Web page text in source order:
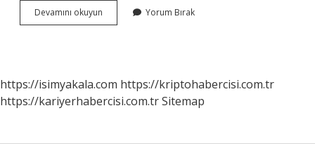
Devamını okuyun
Kaçıncı
Yorum Bırak
https://isimyakala.com https://kriptohabercisi.com.tr
https://kariyerhabercisi.com.trSitemap